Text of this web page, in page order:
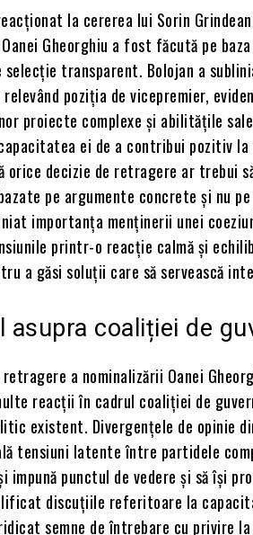
la cererea lui Sorin
Gheorghiu a fost făcută pe
selecție transparent. Bolojan a
poziția de vicepremier,
proiecte complexe și abilitățile
ei de a contribui pozitiv la
orice decizie de retragere ar trebui
pe argumente concrete și nu
importanța menținerii unei
printr-o reacție calmă și
a găsi soluții care să servească
asupra coaliției de
a nominalizării Oanei
reacții în cadrul coaliției de
existent. Divergențele de opinie
tensiuni latente între partidele
impună punctul de vedere și să își
discuțiile referitoare la
semne de întrebare cu privire